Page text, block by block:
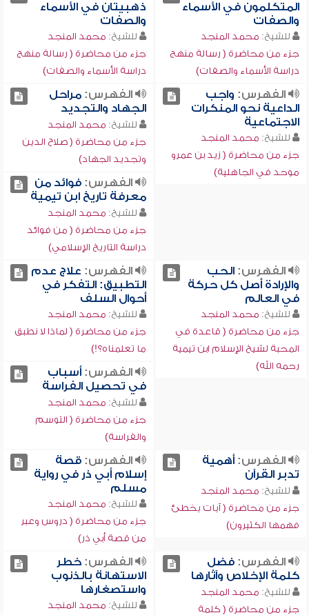
المتكلمون في الأسماء
والصفات
للشيخ: محمد المنجد
جزء من محاضرة ( رسالة منهج
دراسة الأسماء والصفات)
ذهبيتان في الأسماء
والصفات
للشيخ: محمد المنجد
جزء من محاضرة ( رسالة منهج
دراسة الأسماء والصفات)
الفهرس: واجب
الداعية نحو المنكرات
الاجتماعية
للشيخ: محمد المنجد
جزء من محاضرة ( زيد بن عمرو
موحد في الجاهلية)
الفهرس:مراحل
الجهاد والتجديد
للشيخ: محمد المنجد
جزء من محاضرة ( صلاح الدين
وتجديد الجهاد)
الفهرس:فوائد من
معرفة تاريخ ابن تيمية
للشيخ: محمد المنجد
جزء من محاضرة ( من فوائد
دراسة التاريخ الإسلامي)
الفهرس:الحب
والإرادة أصل كل حركة
في العالم
للشيخ: محمد المنجد
جزء من محاضرة ( قاعدة في
المحبة لشيخ الإسلام ابن تيمية
رحمه الله)
الفهرس: علاج عدم
التطبيق: التفكر في
أحوال السلف
للشيخ: محمد المنجد
جزء من محاضرة ( لماذا لا نطبق
ما تعلمناه؟!)
الفهرس:أسباب
في تحصيل الفراسة
للشيخ: محمد المنجد
جزء من محاضرة ( التوسم
والفراسة)
الفهرس:أهمية
تدبر القرآن
للشيخ: محمد المنجد
جزء من محاضرة ( آيات يخطئ
فهمها الكثيرون)
الفهرس:قصة
إسلام أبي ذر في رواية
مسلم
للشيخ: محمد المنجد
جزء من محاضرة ( دروس وعبر
من قصة أبي ذر)
الفهرس:فضل
كلمة الإخلاص وآثارها
للشيخ: محمد المنجد
جزء من محاضرة ( كلمة
الفهرس:خطر
الاستهانة بالذنوب
واستصغارها
للشيخ: محمد المنجد